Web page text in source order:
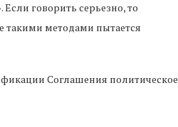
говорить серьезно, то
такими методами пытается
Соглашения политическое